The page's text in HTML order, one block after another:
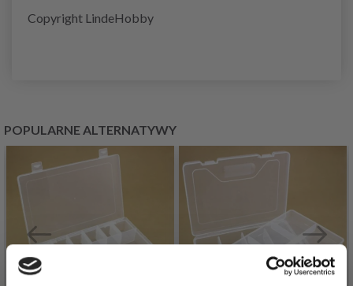
Copyright LindeHobby
POPULARNE ALTERNATYWY